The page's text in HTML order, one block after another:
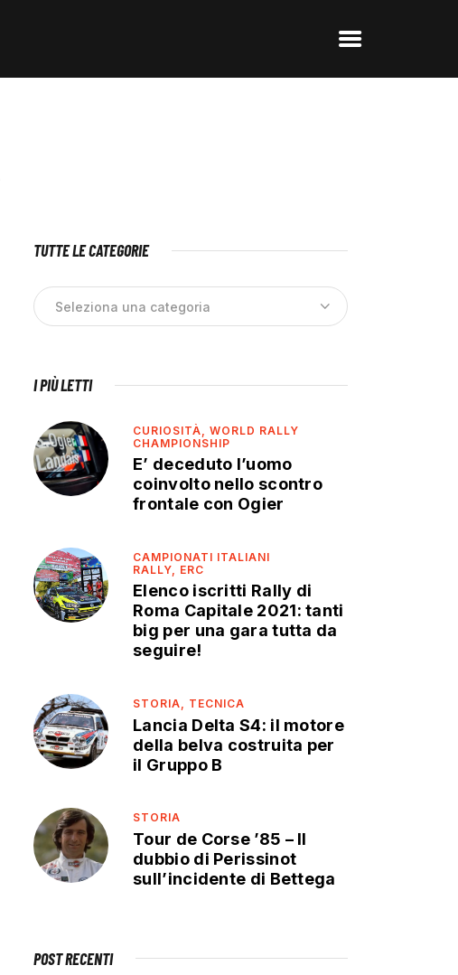
TUTTE LE CATEGORIE
I PIÙ LETTI
CURIOSITÀ,WORLD RALLY
CHAMPIONSHIP
E’ deceduto l’uomo
coinvolto nello scontro
frontale con Ogier
CAMPIONATI ITALIANI
RALLY, ERC
Elenco iscritti Rally di
Roma Capitale 2021: tanti
big per una gara tutta da
seguire!
STORIA, TECNICA
Lancia Delta S4: il motore
della belva costruita per
il Gruppo B
STORIA
Tour de Corse ’85 – Il
dubbio di Perissinot
sull’incidente di Bettega
POST RECENTI